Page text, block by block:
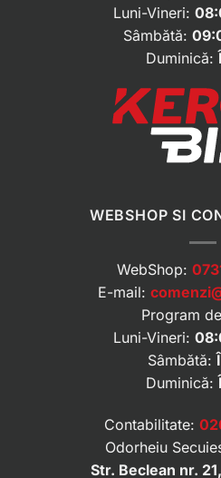
Luni-Vineri:
Sâmbătă:
Duminică:
WEBSHOP SI
WebShop:
E-mail:
Program
Luni-Vineri:
Sâmbătă:
Duminică:
Contabilitate:
Odorheiu
Str. Beclean nr.